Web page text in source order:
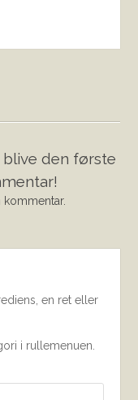
den første
en ret eller
i rullemenuen.